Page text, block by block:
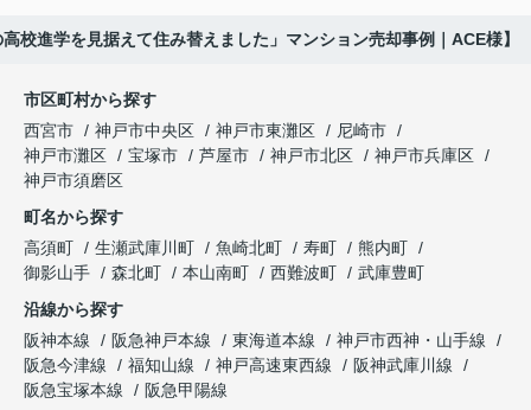
趣味を楽しむ時間が増えました。
これからの暮らしを前向きに考えられるようにな
り、住み替えを決断して本当に良かったと思ってい
ます。
「立地も良く、長期保有したい物件です。」
と話され、このビルを大切に運営してくださること
になりました。
長年守ってきた資産を安心して引き継ぐことがで
き、家族全員が納得できる売却となりました。
「レ・ジェイド西宮北口」の査定だけでなく、新居
購入とのタイミングや資金計画についても丁寧に説
明してくださいました。
販売活動では、西宮北口駅へのアクセス、阪急西宮
ガーデンズ、教育施設、商業施設など、このエリア
した。
購入されたご家族は、
校進学を見据えて住み替えました」マンション売却事例｜ACE様】
市区町村から探す
西宮市
神戸市中央区 神戸市東灘区
尼崎市
神戸市灘区
宝塚市 芦屋市 神戸市北区
神戸市兵庫区
神戸市須磨区
町名から探す
高須町
生瀬武庫川町 魚崎北町 寿町
熊内町
御影山手
森北町 本山南町 西難波町
武庫豊町
沿線から探す
阪神本線
阪急神戸本線 東海道本線
神戸市西神・山手線
阪急今津線
福知山線 神戸高速東西線
阪神武庫川線
阪急宝塚本線
阪急甲陽線